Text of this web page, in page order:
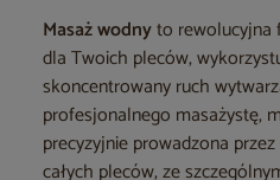
Masaż wodnyto rewolucyjna
dla Twoich pleców,
skoncentrowany ruch
profesjonalnego masażystę,
precyzyjnie prowadzona
całych pleców, ze